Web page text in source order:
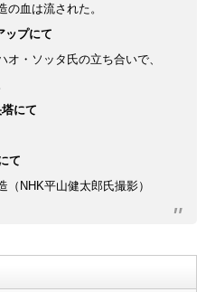
血は流された。
ップにて
・ソッタ氏の立ち合いで、
にて
て
NHK平山健太郎氏撮影）